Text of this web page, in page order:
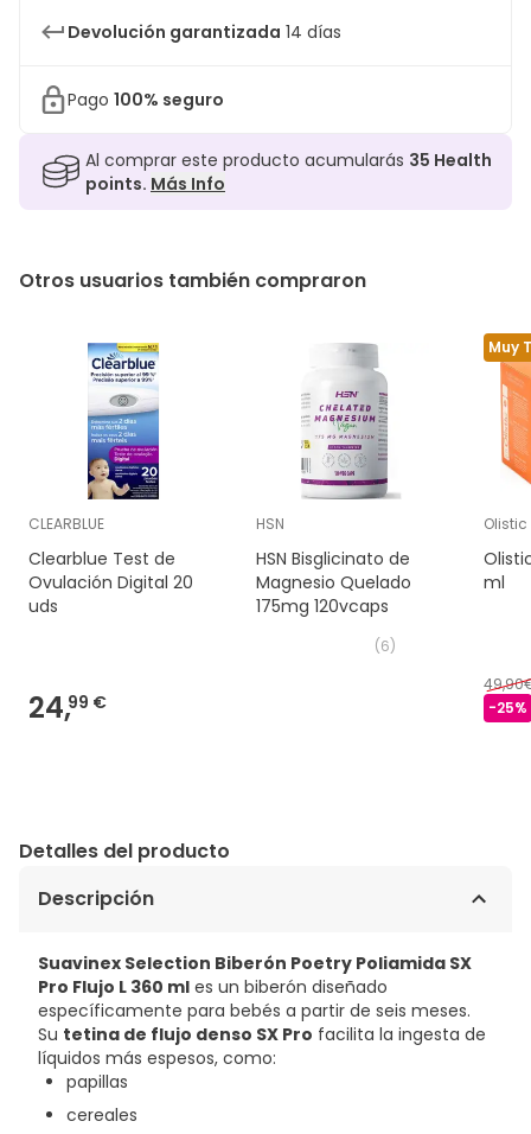
Devolución garantizada 14 días
Pago 100% seguro
Al comprar este producto acumularás 35 Health
points. Más Info
Otros usuarios también compraron
CLEARBLUE
Clearblue Test de
Ovulación Digital 20
uds
24,99 €
HSN
HSN Bisglicinato de
Magnesio Quelado
175mg 120vcaps
(6)
Muy
Olistic
ml
-25%
Detalles del producto
Descripción
Suavinex Selection Biberón Poetry Poliamida SX
Pro Flujo L 360 ml es un biberón diseñado
específicamente para bebés a partir de seis meses.
Su tetina de flujo denso SX Pro facilita la ingesta de
líquidos más espesos, como:
papillas
cereales